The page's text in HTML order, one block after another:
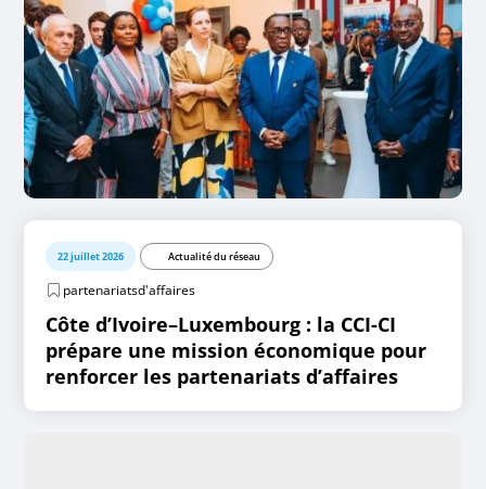
22 juillet 2026 Actualité du réseau
partenariatsd'affaires
Côte d’Ivoire–Luxembourg : la CCI-CI
prépare une mission économique pour
renforcer les partenariats d’affaires